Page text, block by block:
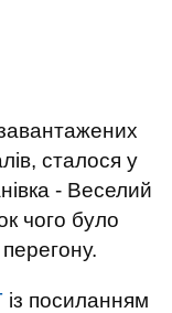
сталося у
- Веселий
чого було
із посиланням